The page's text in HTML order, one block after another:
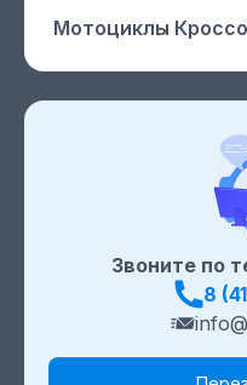
Звоните по
8
Мотоциклы